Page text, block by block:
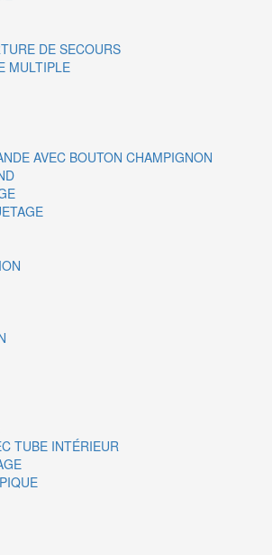
DE SECOURS
MULTIPLE
AVEC BOUTON CHAMPIGNON
TUBE INTÉRIEUR